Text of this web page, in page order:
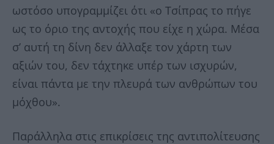
ωστόσο υπογραμμίζει ότι «ο Τσίπρας το πήγε
ως το όριο της αντοχής που είχε η χώρα. Μέσα
σ’ αυτή τη δίνη δεν άλλαξε τον χάρτη των
αξιών του, δεν τάχτηκε υπέρ των ισχυρών,
είναι πάντα με την πλευρά των ανθρώπων του
μόχθου».
Παράλληλα στις επικρίσεις της αντιπολίτευσης